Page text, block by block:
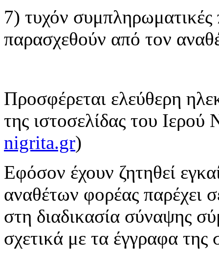
7) τυχόν συμπληρωματικές
παρασχεθούν από τον
Προσφέρεται ελεύθερη
της ιστοσελίδας του
nigrita.gr)
Εφόσον έχουν ζητηθεί
αναθέτων φορέας παρέχει
στη διαδικασία σύναψης
σχετικά με τα έγγραφα